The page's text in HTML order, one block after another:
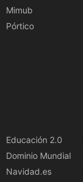
Mimub
Pórtico
Educación 2.0
Dominio Mundial
Navidad.es